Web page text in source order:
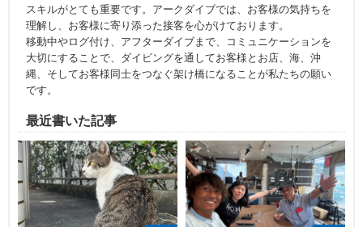
スキルがとても重要です。アークダイブでは、お客様の気持ちを
理解し、お客様に寄り添った接客を心がけております。
移動中やログ付け、アフターダイブまで、コミュニケーションを
大切にすることで、ダイビングを通してお客様とお店、海、沖
縄、そしてお客様同士をつなぐ架け橋になることが私たちの願い
です。
最近書いた記事